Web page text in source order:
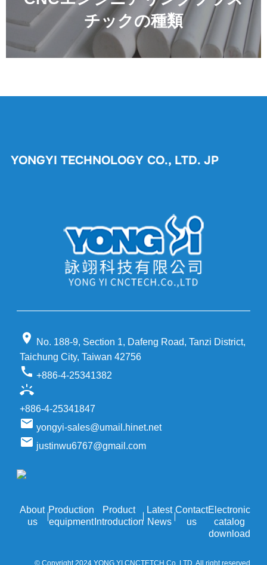
ー
シ
チックの種類
YONGYI TECHNOLOGY CO., LTD. JP
location_on
No. 188-9, Section 1, Dafeng Road, Tanzi District,
Taichung City, Taiwan 42756
call +886-4-25341382
ring_volume
+886-4-25341847
email yongyi-sales@umail.hinet.net
email justinwu6767@gmail.com
About
us
Production
equipment
Product
Introduction
Latest
News
Contact
us
Electronic
catalog
download